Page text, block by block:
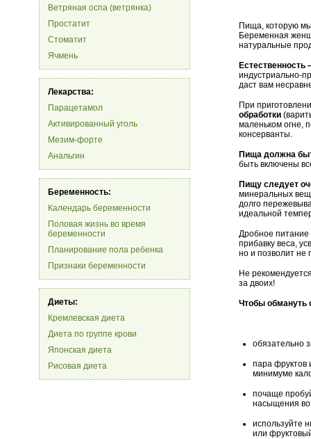
Ветряная оспа (ветрянка)
Простатит
Стоматит
Ячмень
Лекарства:
Парацетамол
Активированный уголь
Мезим-форте
Анальгин
Беременность:
Календарь беременности
Половая жизнь во время
беременности
Планирование пола ребенка
Признаки беременности
Диеты:
Кремлевская диета
Диета по группе крови
Японская диета
Рисовая диета
Пища, которую
Беременная
натуральные
индустриально-
даст вам
При
обработки
маленьком огне,
консерванты.
Пища должна
быть включены
Пищу следует
минеральных
долго
идеальной
Дробное
прибавку веса,
но и позволит не
Не
за двоих!
Чтобы обмануть
обязательно
пара фруктов
минимуме
почаще
насыщения
используйте
или